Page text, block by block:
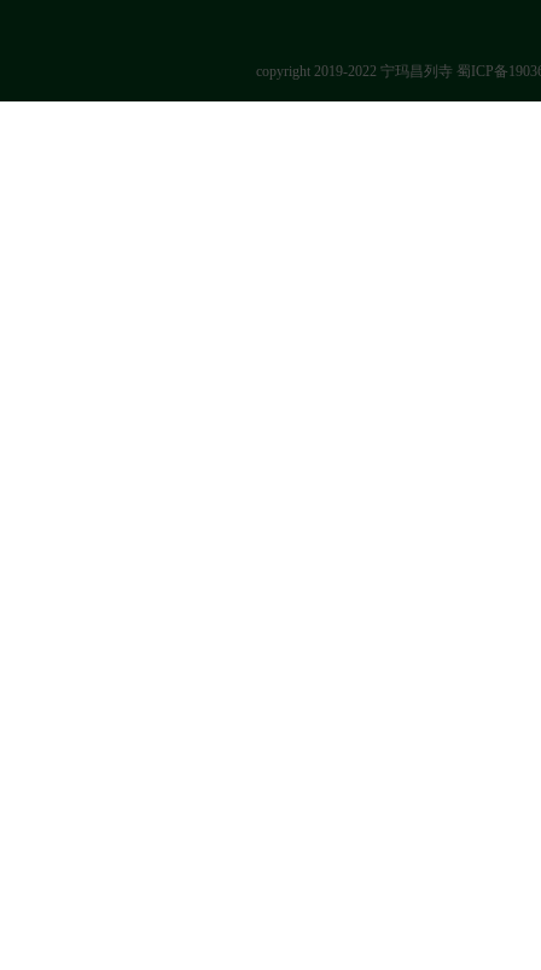
copyright 2019-2022 宁玛昌列寺 蜀ICP备